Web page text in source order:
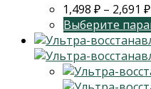
1,498 ₽ – 2,691 ₽
Выберите